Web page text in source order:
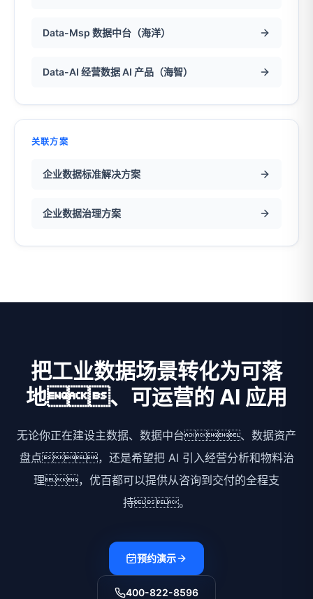
Data-Msp 数据中台（海洋）
Data-AI 经营数据 AI 产品（海智）
关联方案
企业数据标准解决方案
企业数据治理方案
把工业数据场景转化为可落
地、可运营的 AI 应用
无论你正在建设主数据、数据中台、数据资产
盘点，还是希望把 AI 引入经营分析和物料治
理，优百都可以提供从咨询到交付的全程支
持。
预约演示
400-822-8596